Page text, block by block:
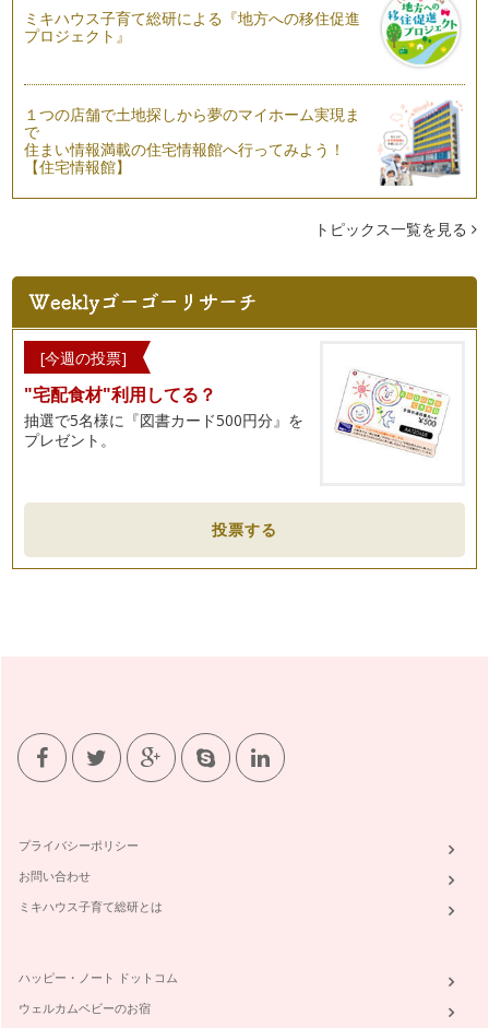
クローゼットの整理収納法～基本ステップ２「分ける」
前回は、クローゼットの整理収納法～基本ステップ１「全部出
クローゼットの整理収納法~基本ステップ１「全部出す」
少しずつではありますが、ようやく春を感じさせてくれる陽気
になりました。 暖かくなる…
ご入園・ご入学シーズンになりました。今年度ご進学されるお
子供は散らかすことがお仕事！というくらい、ママにとっては
あっという間に部屋をおもちゃだらけ…
自分にとって必要なモノを選び抜く力
私たちは、「便利な世の中だよね。」とわざわざ口にすること
がないほど、当たり前のように「モノ…
「俯瞰」することの大切さ
寒さが一層増しておりますが、皆様体調はいかがでしょうか？
自宅を「心地よい」空間にするためには？
第1回目は、自宅を「心地よい」空間にするためには？という
テーマでお届けします。 そ…
ミキハウス子育て総研による『地方への移住促進
プロジェクト』
１つの店舗で土地探しから夢のマイホーム実現ま
で
住まい情報満載の住宅情報館へ行ってみよう！
【住宅情報館】
トピックス一覧を見る
[今週の投票]
"宅配食材"利用してる？
抽選で5名様に『図書カード500円分』を
プレゼント。
投票する
プライバシーポリシー
お問い合わせ
ミキハウス子育て総研とは
ハッピー・ノート ドットコム
ウェルカムベビーのお宿